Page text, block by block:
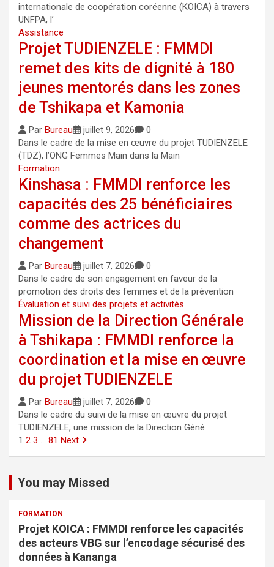
internationale de coopération coréenne (KOICA) à travers
UNFPA, l’
Assistance
Projet TUDIENZELE : FMMDI
remet des kits de dignité à 180
jeunes mentorés dans les zones
de Tshikapa et Kamonia
Par Bureau juillet 9, 2026
0
Dans le cadre de la mise en œuvre du projet TUDIENZELE
(TDZ), l’ONG Femmes Main dans la Main
Formation
Kinshasa : FMMDI renforce les
capacités des 25 bénéficiaires
comme des actrices du
changement
Par Bureau juillet 7, 2026
0
Dans le cadre de son engagement en faveur de la
promotion des droits des femmes et de la prévention
Évaluation et suivi des projets et activités
Mission de la Direction Générale
à Tshikapa : FMMDI renforce la
coordination et la mise en œuvre
du projet TUDIENZELE
Par Bureau juillet 7, 2026
0
Dans le cadre du suivi de la mise en œuvre du projet
TUDIENZELE, une mission de la Direction Géné
1 2 3 … 81 Next
You may Missed
FORMATION
Projet KOICA : FMMDI renforce les capacités
des acteurs VBG sur l’encodage sécurisé des
données à Kananga